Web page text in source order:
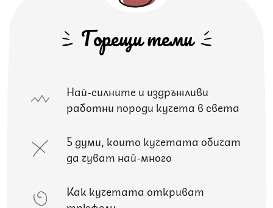
Горещи теми
Най-силните и издръжливи
работни породи кучета в света
5 думи, които кучетата обичат
да чуват най-много
Как кучетата откриват